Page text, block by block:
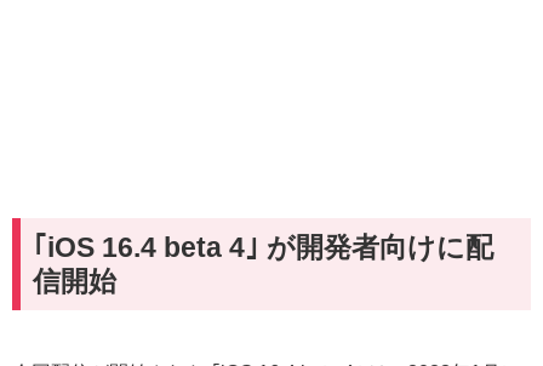
｢iOS 16.4 beta 4｣ が開発者向けに配
信開始